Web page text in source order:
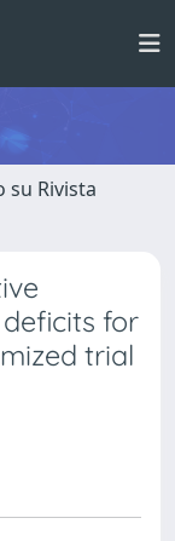
su Rivista
for
trial